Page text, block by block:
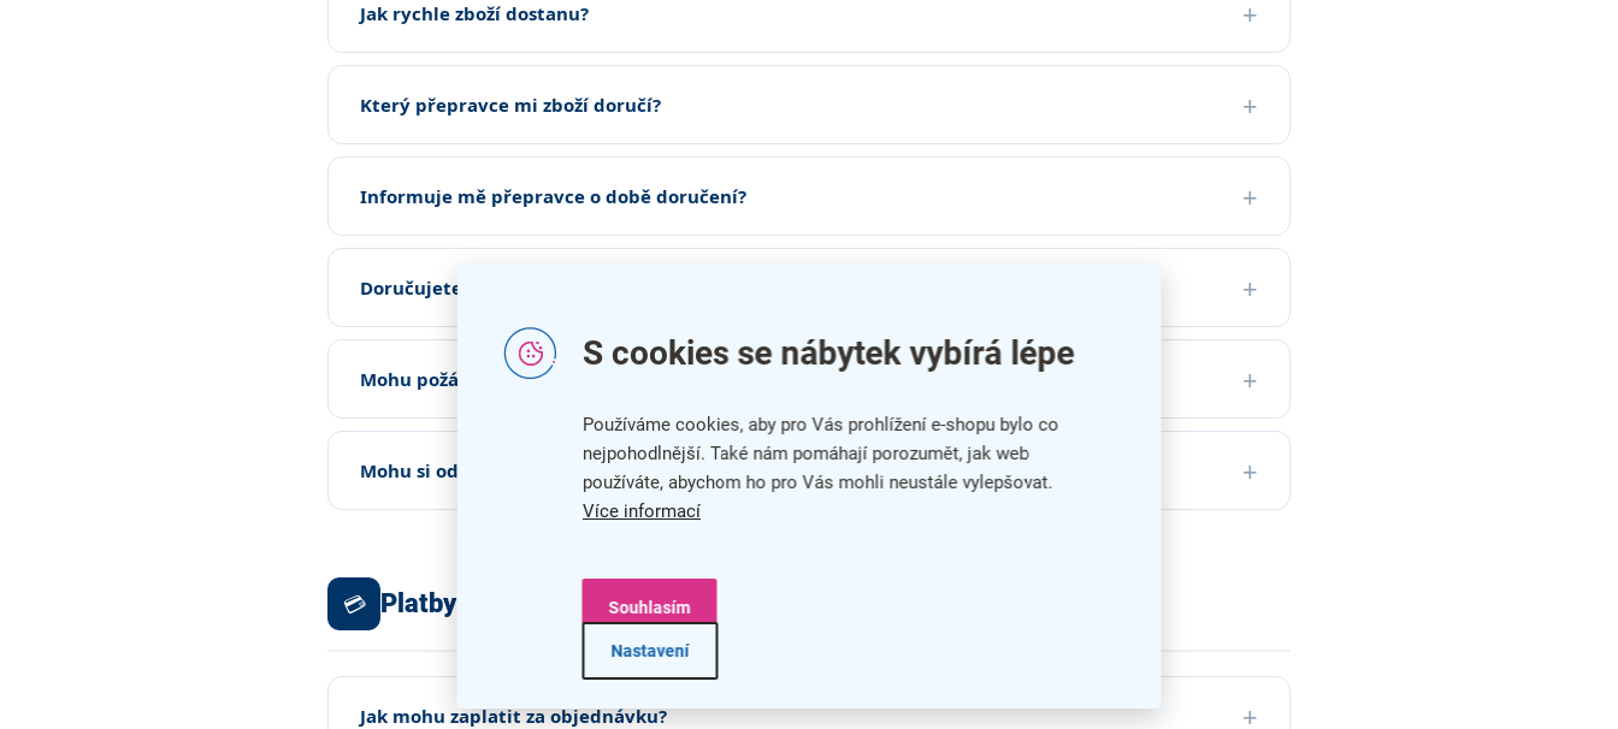
S cookies se nábytek vybírá lépe
Používáme cookies, aby pro Vás prohlížení e-shopu bylo co
nejpohodlnější. Také nám pomáhají porozumět, jak web
používáte, abychom ho pro Vás mohli neustále vylepšovat.
Více informací
Nastavení
Souhlasím
Jak rychle zboží dostanu?
Který přepravce mi zboží doručí?
Informuje mě přepravce o době doručení?
Doručujete i o víkendu nebo svátku?
Mohu požádat o vynášku do patra?
Mohu si odložit datum expedice na pozdější termín?
💳 Platby a faktura
Jak mohu zaplatit za objednávku?